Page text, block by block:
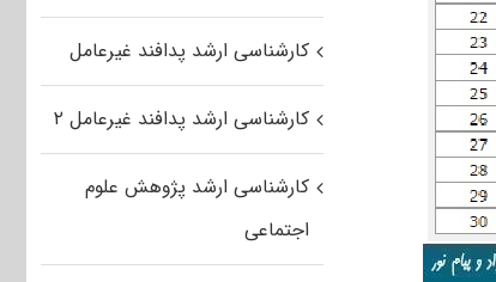
کارشناسی ارشد پدافند غیرعامل
کارشناسی ارشد پدافند غیرعامل ۲
کارشناسی ارشد پژوهش علوم
اجتماعی